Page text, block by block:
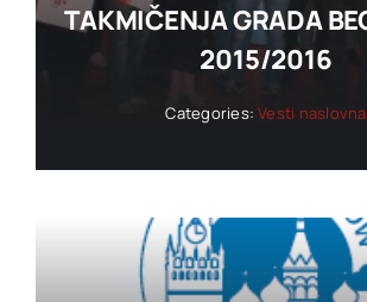
TAKMIČENJA GRADA
2015/2016
Categories:Vesti naslovna